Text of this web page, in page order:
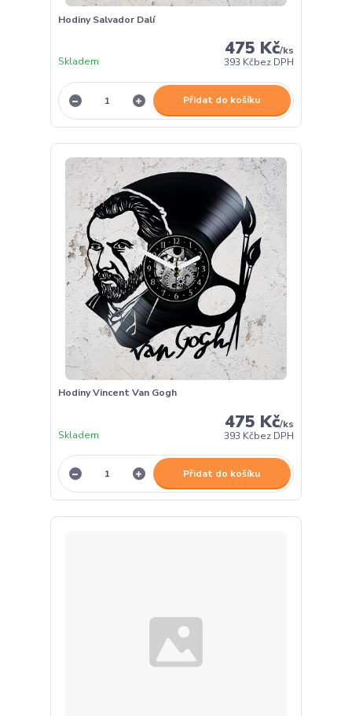
Hodiny Salvador Dalí
475 Kč/ks
393 Kčbez DPH
Skladem
Přidat do košíku
Hodiny Vincent Van Gogh
475 Kč/ks
393 Kčbez DPH
Skladem
Přidat do košíku